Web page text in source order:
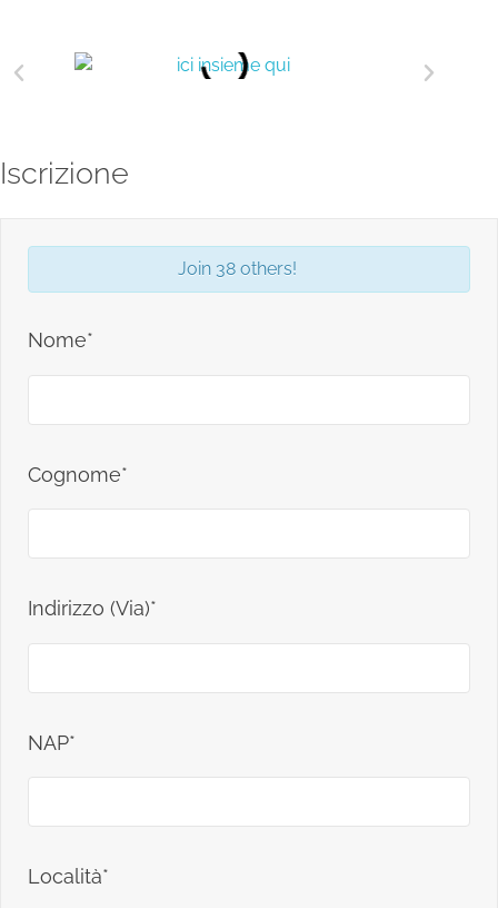
Iscrizione
Join 38 others!
Nome*
Cognome*
Indirizzo (Via)*
NAP*
Località*